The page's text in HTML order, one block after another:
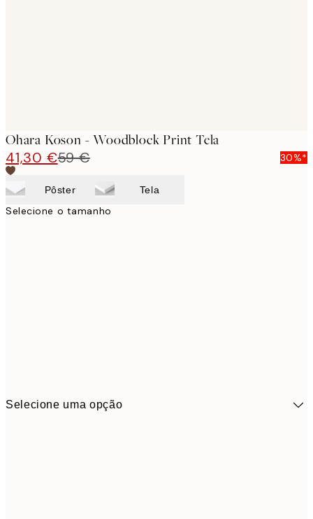
Ohara Koson - Woodblock Print Tela
41,30 €59 € 30%*
Pôster Tela
Selecione o tamanho
Selecione uma opção